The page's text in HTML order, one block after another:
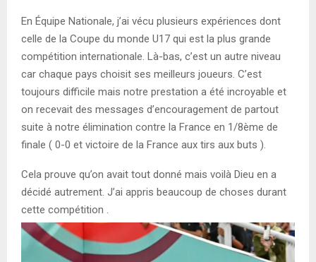
En Équipe Nationale, j’ai vécu plusieurs expériences dont
celle de la Coupe du monde U17 qui est la plus grande
compétition internationale. Là-bas, c’est un autre niveau
car chaque pays choisit ses meilleurs joueurs. C’est
toujours difficile mais notre prestation a été incroyable et
on recevait des messages d’encouragement de partout
suite à notre élimination contre la France en 1/8ème de
finale ( 0-0 et victoire de la France aux tirs aux buts ).
Cela prouve qu’on avait tout donné mais voilà Dieu en a
décidé autrement. J’ai appris beaucoup de choses durant
cette compétition .